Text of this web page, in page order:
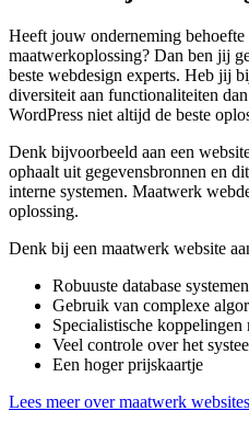
Heeft jouw onderneming behoefte
maatwerkoplossing? Dan ben jij
beste webdesign experts. Heb jij
diversiteit aan functionaliteiten
WordPress niet altijd de beste
Denk bijvoorbeeld aan een
ophaalt uit gegevensbronnen en
interne systemen. Maatwerk
oplossing.
Denk bij een maatwerk website
Robuuste database systemen
Gebruik van complexe
Specialistische koppelingen
Veel controle over het
Een hoger prijskaartje
Lees meer over maatwerk websites